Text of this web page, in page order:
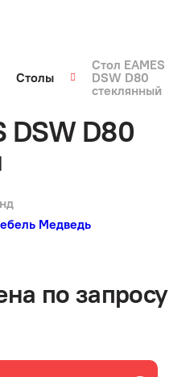
Столы
Стол EAMES
DSW D80
стеклянный
DSW D80
по запросу